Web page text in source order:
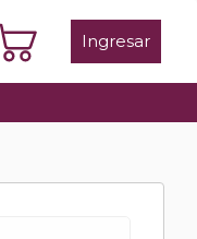
Ingresar